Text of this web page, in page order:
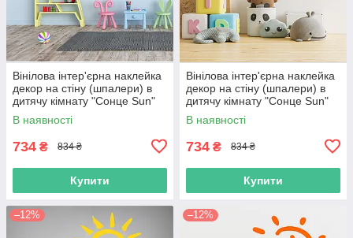
Вінілова інтер'єрна наклейка
декор на стіну (шпалери) в
дитячу кімнату "Сонце Sun"
самоклеюча з Оракалу
В наявності
734 ₴ 834 ₴
Купити
Вінілова інтер'єрна наклейка
декор на стіну (шпалери) в
дитячу кімнату "Сонце Sun"
самоклеюча з Оракалу
В наявності
734 ₴ 834 ₴
Купити
–12% –12%